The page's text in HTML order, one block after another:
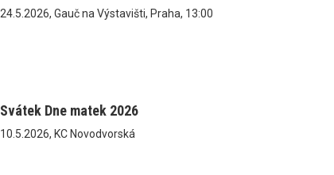
24.5.2026, Gauč na Výstavišti, Praha, 13:00
Svátek Dne matek 2026
10.5.2026, KC Novodvorská